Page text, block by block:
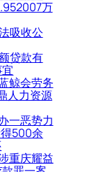
万
吸收公
贷款有
鲸会劳务
人力资源
一恶势力
500余
重庆耀益